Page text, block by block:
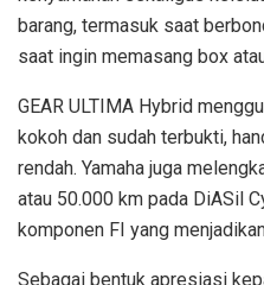
barang, termasuk saat
saat ingin memasang box
GEAR ULTIMA Hybrid
kokoh dan sudah terbukti,
rendah. Yamaha juga
atau 50.000 km pada DiASil
komponen FI yang
Sebagai bentuk apresiasi